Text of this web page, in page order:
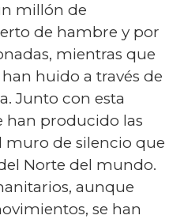
millón de
de hambre y por
mientras que
huido a través de
Junto con esta
han producido las
muro de silencio que
Norte del mundo.
aunque
se han